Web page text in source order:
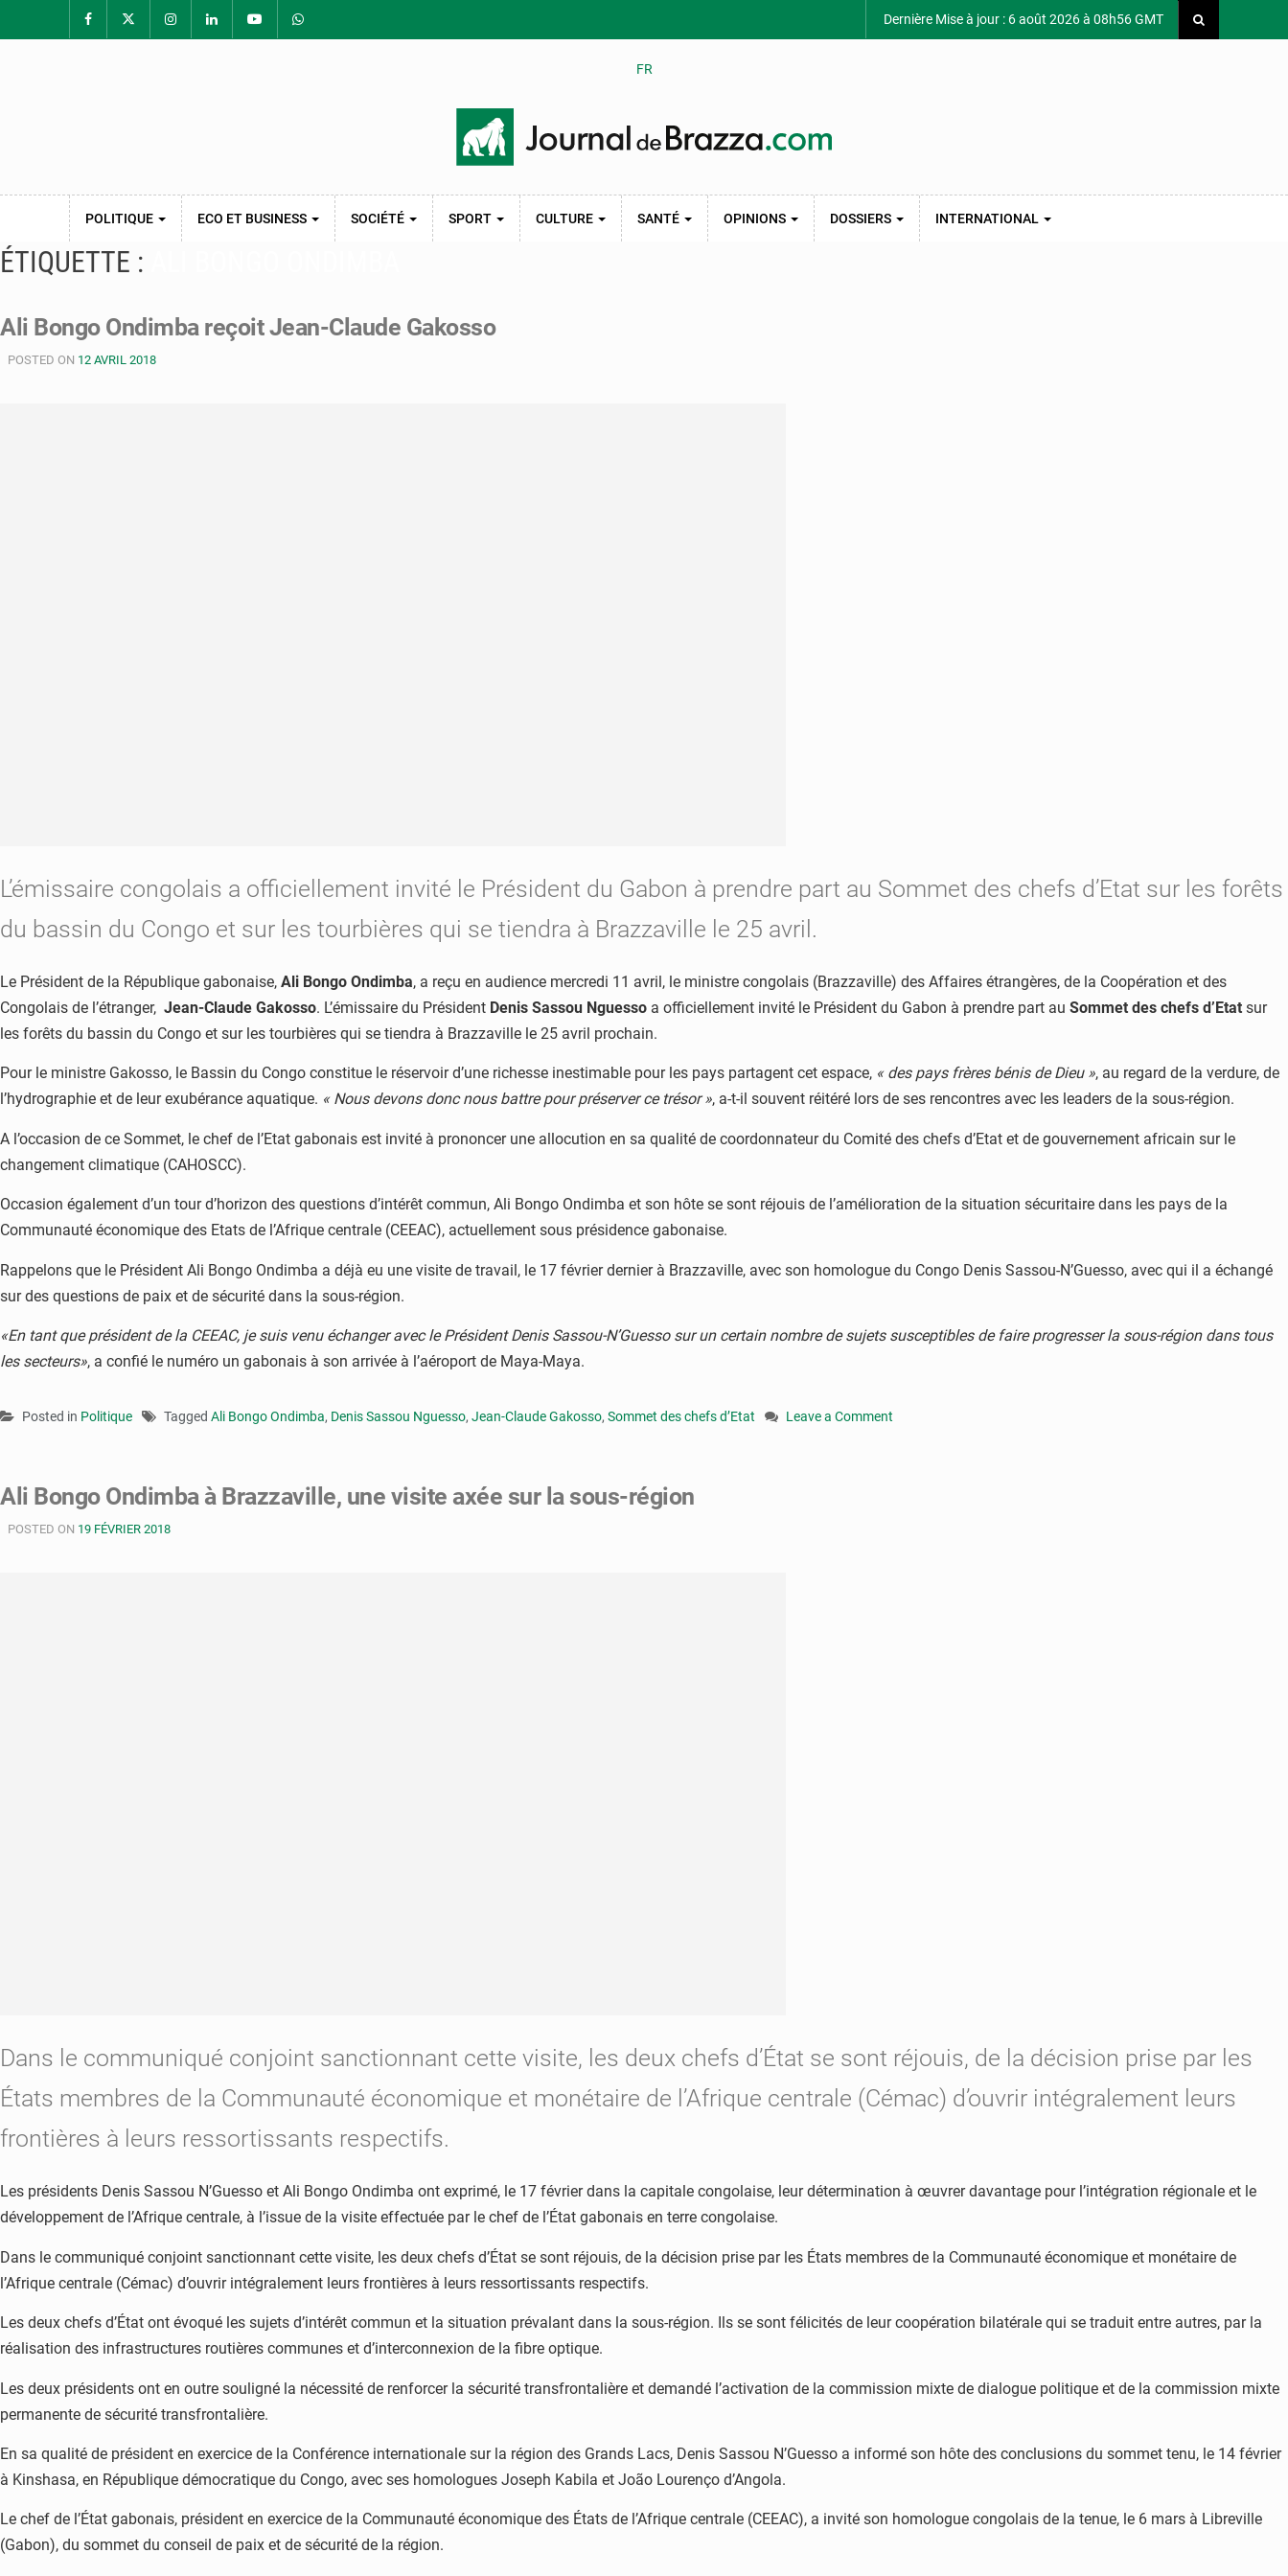
Dernière Mise à jour : 6 août 2026 à 08h56 GMT
FR
POLITIQUE ECO ET BUSINESS SOCIÉTÉ SPORT CULTURE SANTÉ OPINIONS DOSSIERS INTERNATIONAL
ÉTIQUETTE :
Ali Bongo Ondimba reçoit Jean-Claude Gakosso
POSTED ON 12 AVRIL 2018
L’émissaire congolais a officiellement invité le Président du Gabon à prendre part au Sommet des chefs d’Etat sur les forêts
du bassin du Congo et sur les tourbières qui se tiendra à Brazzaville le 25 avril.
Le Président de la République gabonaise, Ali Bongo Ondimba, a reçu en audience mercredi 11 avril, le ministre congolais (Brazzaville) des Affaires étrangères, de la Coopération et des
Congolais de l’étranger, Jean-Claude Gakosso. L’émissaire du Président Denis Sassou Nguesso a officiellement invité le Président du Gabon à prendre part au Sommet des chefs d’Etat sur
les forêts du bassin du Congo et sur les tourbières qui se tiendra à Brazzaville le 25 avril prochain.
Pour le ministre Gakosso, le Bassin du Congo constitue le réservoir d’une richesse inestimable pour les pays partagent cet espace, « des pays frères bénis de Dieu », au regard de la verdure, de
l’hydrographie et de leur exubérance aquatique. « Nous devons donc nous battre pour préserver ce trésor », a-t-il souvent réitéré lors de ses rencontres avec les leaders de la sous-région.
A l’occasion de ce Sommet, le chef de l’Etat gabonais est invité à prononcer une allocution en sa qualité de coordonnateur du Comité des chefs d’Etat et de gouvernement africain sur le
changement climatique (CAHOSCC).
Occasion également d’un tour d’horizon des questions d’intérêt commun, Ali Bongo Ondimba et son hôte se sont réjouis de l’amélioration de la situation sécuritaire dans les pays de la
Communauté économique des Etats de l’Afrique centrale (CEEAC), actuellement sous présidence gabonaise.
Rappelons que le Président Ali Bongo Ondimba a déjà eu une visite de travail, le 17 février dernier à Brazzaville, avec son homologue du Congo Denis Sassou-N’Guesso, avec qui il a échangé
sur des questions de paix et de sécurité dans la sous-région.
«En tant que président de la CEEAC, je suis venu échanger avec le Président Denis Sassou-N’Guesso sur un certain nombre de sujets susceptibles de faire progresser la sous-région dans tous
les secteurs», a confié le numéro un gabonais à son arrivée à l’aéroport de Maya-Maya.
Posted in Politique Tagged Ali Bongo Ondimba, Denis Sassou Nguesso, Jean-Claude Gakosso, Sommet des chefs d’Etat
Leave a Comment
Ali Bongo Ondimba à Brazzaville, une visite axée sur la sous-région
POSTED ON 19 FÉVRIER 2018
Dans le communiqué conjoint sanctionnant cette visite, les deux chefs d’État se sont réjouis, de la décision prise par les
États membres de la Communauté économique et monétaire de l’Afrique centrale (Cémac) d’ouvrir intégralement leurs
frontières à leurs ressortissants respectifs.
Les présidents Denis Sassou N’Guesso et Ali Bongo Ondimba ont exprimé, le 17 février dans la capitale congolaise, leur détermination à œuvrer davantage pour l’intégration régionale et le
développement de l’Afrique centrale, à l’issue de la visite effectuée par le chef de l’État gabonais en terre congolaise.
Dans le communiqué conjoint sanctionnant cette visite, les deux chefs d’État se sont réjouis, de la décision prise par les États membres de la Communauté économique et monétaire de
l’Afrique centrale (Cémac) d’ouvrir intégralement leurs frontières à leurs ressortissants respectifs.
Les deux chefs d’État ont évoqué les sujets d’intérêt commun et la situation prévalant dans la sous-région. Ils se sont félicités de leur coopération bilatérale qui se traduit entre autres, par la
réalisation des infrastructures routières communes et d’interconnexion de la fibre optique.
Les deux présidents ont en outre souligné la nécessité de renforcer la sécurité transfrontalière et demandé l’activation de la commission mixte de dialogue politique et de la commission mixte
permanente de sécurité transfrontalière.
En sa qualité de président en exercice de la Conférence internationale sur la région des Grands Lacs, Denis Sassou N’Guesso a informé son hôte des conclusions du sommet tenu, le 14 février
à Kinshasa, en République démocratique du Congo, avec ses homologues Joseph Kabila et João Lourenço d’Angola.
Le chef de l’État gabonais, président en exercice de la Communauté économique des États de l’Afrique centrale (CEEAC), a invité son homologue congolais de la tenue, le 6 mars à Libreville
(Gabon), du sommet du conseil de paix et de sécurité de la région.